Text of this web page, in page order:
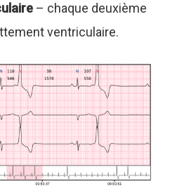
– chaque deuxième
ventriculaire.